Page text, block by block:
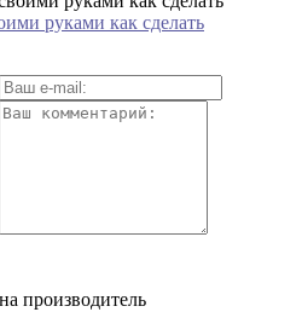
руками как сделать